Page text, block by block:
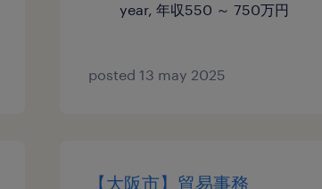
year, 年収550 ～ 750万円
posted 13 may 2025
【大阪市】貿易事務